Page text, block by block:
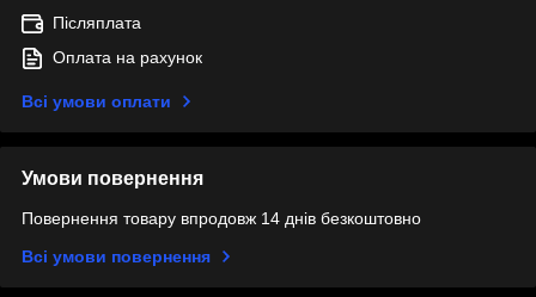
Післяплата
Оплата на рахунок
Всі умови оплати
Умови повернення
Повернення товару впродовж 14 днів безкоштовно
Всі умови повернення